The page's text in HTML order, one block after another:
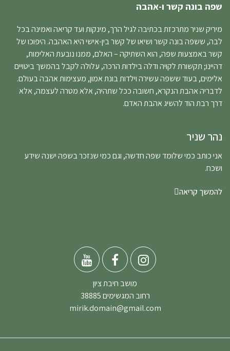
שפה בונה קשר ו-אהבה
מיריק שניר מתרכזת בכתיבה לגיל הרך, מינקות ועד קריאה ואמינה בכל
לבה, ששפה בונה קשר ושיאו של קשר בין-אישי היא האהבה. היפוכו של
קשר באמצעות שפה, הוא השתיקה – האלם, ממנו נובעת האלימות,
דהיינו; תקשורת לקויה ודלה בילדות הרכה, עלולה לקבל בהמשך ביטויים
אלימים, בעוד ששפה עשירה וילדות בונת אמון, מעצימות אהבה בעולם.
לדבריה אהבת הנקרא, חשובה ככל שתהיה, אלא מטרה לעצמה, אלא
דרך רבת הוד להשיג אהבת האדם.
נהר שניר
אני כותב כמי שלומד שפה חדשה, וגם כמי שנזכר בשפה ישנה שידע
ושכח.
להמשך קריאה
מושב חיבת ציון
רחוב המגשימים 38885
mirik.domain@gmail.com